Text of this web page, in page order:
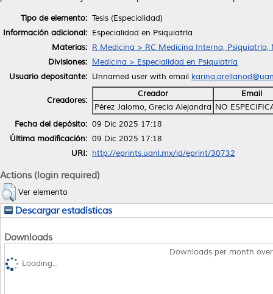
Tipo de elemento: Tesis (Especialidad)
Información adicional: Especialidad en Psiquiatría
Materias: R Medicina > RC Medicina Interna, Psiquiatría,
Divisiones: Medicina > Especialidad en Psiquiatría
Usuario depositante: Unnamed user with email
Creadores:
Creador
Email
Pérez Jalomo, Grecia Alejandra NO
Fecha del depósito: 09 Dic 2025 17:18
Última modificación: 09 Dic 2025 17:18
URI: http://eprints.uanl.mx/id/eprint/30732
Actions (login required)
Ver elemento
Descargar estadísticas
Downloads
Downloads per month
Loading...